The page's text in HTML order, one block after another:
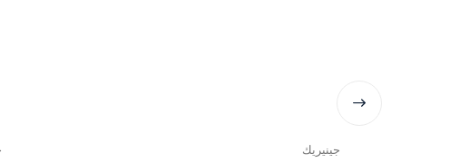
جينيريك